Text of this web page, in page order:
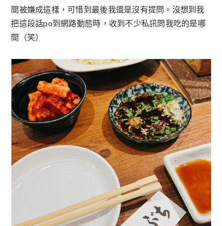
間被嫌成這樣，可惜到最後我還是沒有提問。沒想到我
把這段話po到網路動態時，收到不少私訊問我吃的是哪
間（笑）